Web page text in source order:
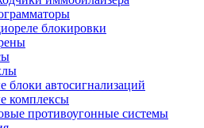
блокировки
блоки автосигнализаций
комплексы
противоугонные системы